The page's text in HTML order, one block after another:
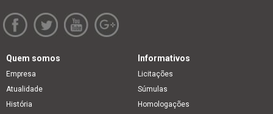
Quem somos
Empresa
Atualidade
História
Informativos
Licitações
Súmulas
Homologações